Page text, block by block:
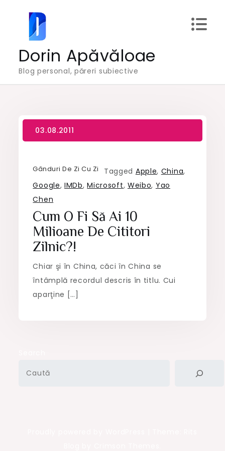
content
Dorin Apăvăloae
Blog personal, păreri subiective
Gânduri De Zi Cu Zi Tagged Apple, China,
Google,IMDb,Microsoft, Weibo, Yao
Chen
Cum O Fi Să Ai 10
Milioane De Cititori
Zilnic?!
Chiar şi în China, căci în China se
întâmplă recordul descris în titlu. Cui
aparţine […]